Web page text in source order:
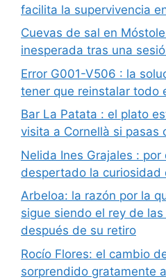
facilita la supervivencia
Cuevas de sal en
inesperada tras una
Error G001-V506 : la
tener que reinstalar todo
Bar La Patata : el plato
visita a Cornellà si pasas
Nelida Ines Grajales :
despertado la curiosidad
Arbeloa: la razón por la
sigue siendo el rey de
después de su retiro
Rocío Flores: el cambio
sorprendido gratamente